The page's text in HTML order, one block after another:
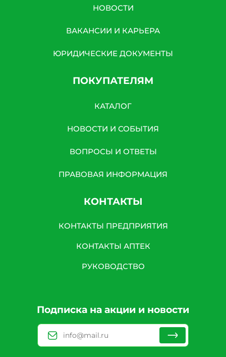
НОВОСТИ
ВАКАНСИИ И КАРЬЕРА
ЮРИДИЧЕСКИЕ ДОКУМЕНТЫ
ПОКУПАТЕЛЯМ
КАТАЛОГ
НОВОСТИ И СОБЫТИЯ
ВОПРОСЫ И ОТВЕТЫ
ПРАВОВАЯ ИНФОРМАЦИЯ
КОНТАКТЫ
КОНТАКТЫ ПРЕДПРИЯТИЯ
КОНТАКТЫ АПТЕК
РУКОВОДСТВО
Подписка на акции и новости